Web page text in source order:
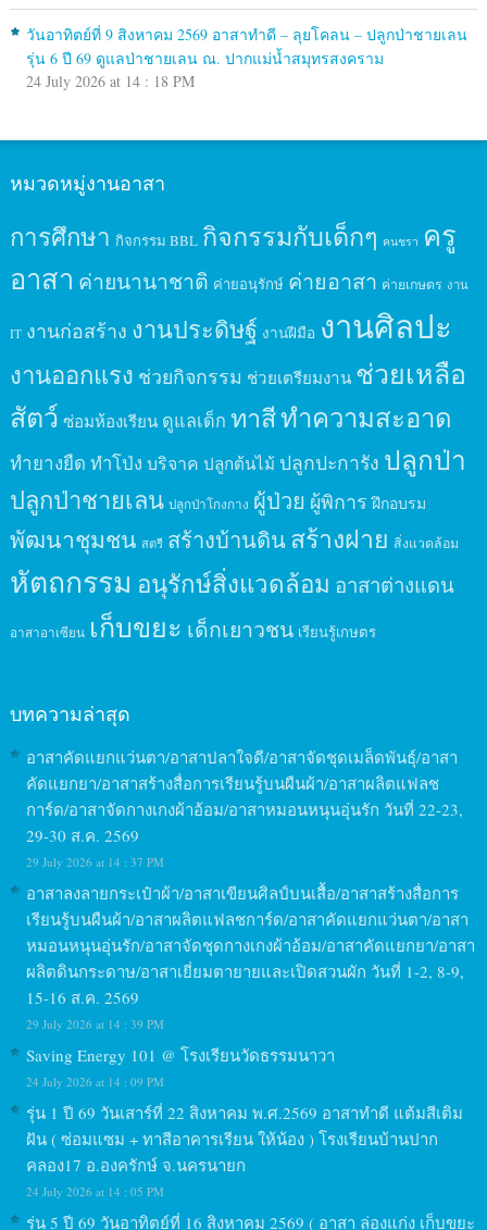
วันอาทิตย์ที่ 9 สิงหาคม 2569 อาสาทำดี – ลุยโคลน – ปลูกป่าชายเลน
รุ่น 6 ปี 69 ดูแลป่าชายเลน ณ. ปากแม่น้ำสมุทรสงคราม
24 July 2026 at 14 : 18 PM
หมวดหมู่งานอาสา
การศึกษา กิจกรรม BBL กิจกรรมกับเด็กๆ คนชรา ครู
อาสา ค่ายนานาชาติ ค่ายอนุรักษ์ ค่ายอาสา ค่ายเกษตร งาน
IT งานก่อสร้าง งานประดิษฐ์ งานฝีมือ งานศิลปะ
งานออกแรง ช่วยกิจกรรม ช่วยเตรียมงาน ช่วยเหลือ
สัตว์ ซ่อมห้องเรียน ดูแลเด็ก ทาสีทำความสะอาด
ทำยางยืด ทำโป่ง บริจาค ปลูกต้นไม้ ปลูกปะการัง ปลูกป่า
ปลูกป่าชายเลน ปลูกป่าโกงกาง ผู้ป่วย ผู้พิการ ฝึกอบรม
พัฒนาชุมชน สตรี สร้างบ้านดินสร้างฝาย สิ่งแวดล้อม
หัตถกรรม อนุรักษ์สิ่งแวดล้อม อาสาต่างแดน
อาสาอาเซียน เก็บขยะ เด็กเยาวชน เรียนรู้เกษตร
บทความล่าสุด
อาสาคัดแยกแว่นตา/อาสาปลาใจดี/อาสาจัดชุดเมล็ดพันธุ์/อาสา
คัดแยกยา/อาสาสร้างสื่อการเรียนรู้บนผืนผ้า/อาสาผลิตแฟลช
การ์ด/อาสาจัดกางเกงผ้าอ้อม/อาสาหมอนหนุนอุ่นรัก วันที่ 22-23,
29-30 ส.ค. 2569
29 July 2026 at 14 : 37 PM
อาสาลงลายกระเป๋าผ้า/อาสาเขียนศิลป์บนเสื้อ/อาสาสร้างสื่อการ
เรียนรู้บนผืนผ้า/อาสาผลิตแฟลชการ์ด/อาสาคัดแยกแว่นตา/อาสา
หมอนหนุนอุ่นรัก/อาสาจัดชุดกางเกงผ้าอ้อม/อาสาคัดแยกยา/อาสา
ผลิตดินกระดาษ/อาสาเยี่ยมตายายและเปิดสวนผัก วันที่ 1-2, 8-9,
15-16 ส.ค. 2569
29 July 2026 at 14 : 39 PM
Saving Energy 101 @ โรงเรียนวัดธรรมนาวา
24 July 2026 at 14 : 09 PM
รุ่น 1 ปี 69 วันเสาร์ที่ 22 สิงหาคม พ.ศ.2569 อาสาทำดี แต้มสีเติม
ฝัน ( ซ่อมแซม + ทาสีอาคารเรียน ให้น้อง ) โรงเรียนบ้านปาก
คลอง17 อ.องครักษ์ จ.นครนายก
24 July 2026 at 14 : 05 PM
รุ่น 5 ปี 69 วันอาทิตย์ที่ 16 สิงหาคม 2569 ( อาสา ล่องแก่ง เก็บขยะ